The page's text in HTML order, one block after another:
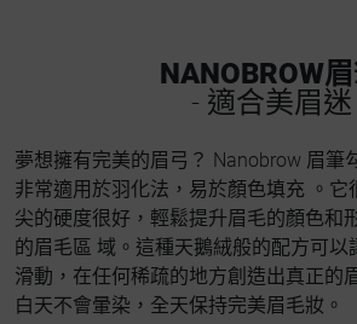
NANOBROW
- 適合美眉迷
夢想擁有完美的眉弓？ Nanobrow 眉筆
非常適用於羽化法，易於顏色填充 。它
尖的硬度很好，輕鬆提升眉毛的顏色和
的眉毛區 域。這種天鵝絨般的配方可以
滑動，在任何稀疏的地方創造出真正的
白天不會暈染，全天保持完美眉毛妝。